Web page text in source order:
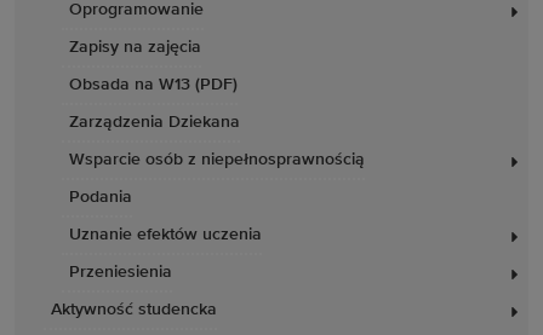
Oprogramowanie
Zapisy na zajęcia
Obsada na W13 (PDF)
Zarządzenia Dziekana
Wsparcie osób z niepełnosprawnością
Podania
Uznanie efektów uczenia
Przeniesienia
Aktywność studencka